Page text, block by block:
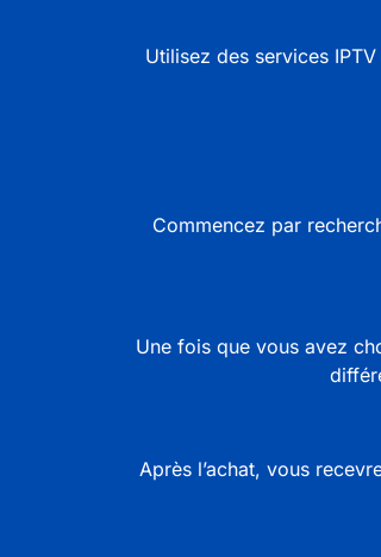
Utilisez des services
Commencez par
Une fois que vous avez
Après l’achat, vous